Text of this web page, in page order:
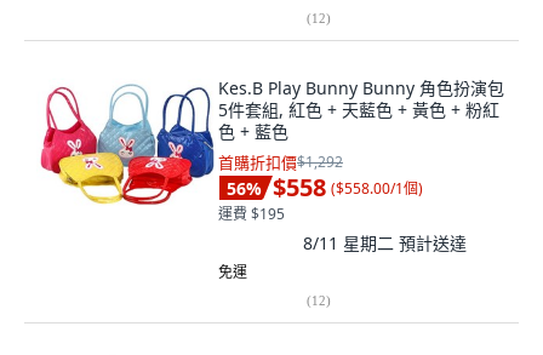
(12)
Kes.B Play Bunny Bunny 角色扮演包
5件套組, 紅色 + 天藍色 + 黃色 + 粉紅
色 + 藍色
首購折扣價$1,292
56% $558 ($558.00/1個)
運費 $195
8/11 星期二 預計送達
免運
(12)